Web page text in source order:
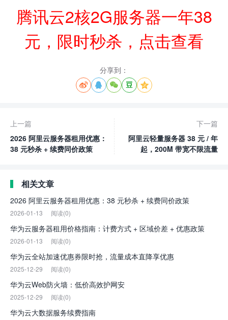
腾讯云2核2G服务器一年38
元，限时秒杀，点击查看
分享到：
    
上一篇
2026 阿里云服务器租用优惠：
38 元秒杀 + 续费同价政策
下一篇
阿里云轻量服务器 38 元 / 年
起，200M 带宽不限流量
相关文章
2026 阿里云服务器租用优惠：38 元秒杀 + 续费同价政策
2026-01-13 阅读(0)
华为云服务器租用价格指南：计费方式 + 区域价差 + 优惠政策
2026-01-13 阅读(0)
华为云全站加速优惠券限时抢，流量成本直降享优惠
2025-12-29 阅读(0)
华为云Web防火墙：低价高效护网安
2025-12-29 阅读(0)
华为云大数据服务续费指南